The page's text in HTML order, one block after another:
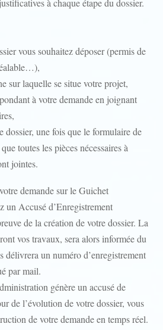
à chaque étape du dossier.
vous souhaitez déposer (permis de
sur laquelle se situe votre projet,
à votre demande en joignant
dossier, une fois que le formulaire de
toutes les pièces nécessaires à
jointes.
demande sur le Guichet
un Accusé d’Enregistrement
de la création de votre dossier. La
vos travaux, sera alors informée du
délivrera un numéro d’enregistrement
par mail.
génère un accusé de
de l’évolution de votre dossier, vous
de votre demande en temps réel.